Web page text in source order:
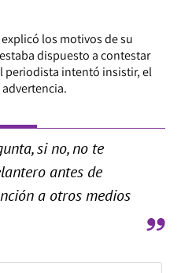
los motivos de su
dispuesto a contestar
periodista intentó insistir, el
si no, no te
antes de
a otros medios